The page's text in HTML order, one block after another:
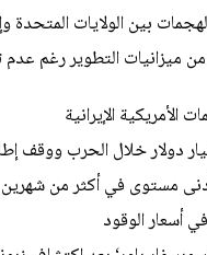
بين الولايات المتحدة
ميزانيات التطوير رغم
أدنى مستوى في أكثر من شهرين
أسعار الوقود